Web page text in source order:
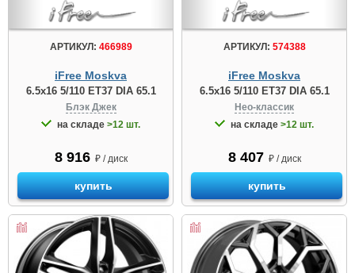
АРТИКУЛ: 466989
iFree Moskva
6.5x16 5/110 ET37 DIA 65.1
Блэк Джек
на складе >12 шт.
8 916 ₽ / диск
купить
АРТИКУЛ: 574388
iFree Moskva
6.5x16 5/110 ET37 DIA 65.1
Нео-классик
на складе >12 шт.
8 407 ₽ / диск
купить